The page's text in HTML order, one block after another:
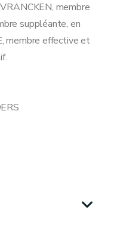
membre
suppléante, en
membre effective et